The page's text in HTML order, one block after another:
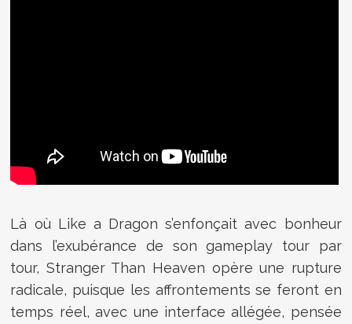
Là où Like a Dragon s’enfonçait avec bonheur
dans l’exubérance de son gameplay tour par
tour, Stranger Than Heaven opère une rupture
radicale, puisque les affrontements se feront en
temps réel, avec une interface allégée, pensée